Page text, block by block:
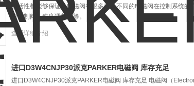
灵活性都能够保证。电磁阀有很多种，不同的电磁阀在控制系统
向控制阀、速度调节阀等。
查看详细介绍
进口D3W4CNJP30派克PARKER电磁阀 库存充足
进口D3W4CNJP30派克PARKER电磁阀 库存充足 电磁阀（